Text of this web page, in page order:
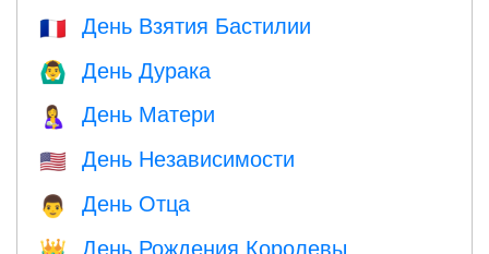
🇫🇷 День Взятия Бастилии
🙆‍♂️ День Дурака
🤱 День Матери
🇺🇸 День Независимости
👨 День Отца
День Рождения Королевы